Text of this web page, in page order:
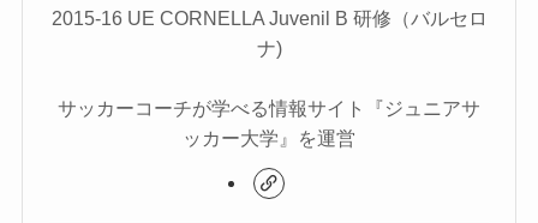
2015-16 UE CORNELLA Juvenil B 研修（バルセロ
ナ)
サッカーコーチが学べる情報サイト『ジュニアサ
ッカー大学』を運営